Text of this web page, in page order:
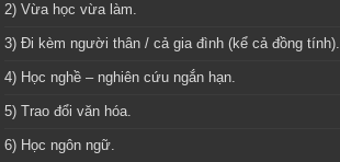
2) Vừa học vừa làm.
3) Đi kèm người thân / cả gia đình (kể cả đồng tính).
4) Học nghề – nghiên cứu ngắn hạn.
5) Trao đổi văn hóa.
6) Học ngôn ngữ.